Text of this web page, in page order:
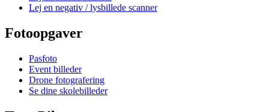
Lej en negativ / lysbillede scanner
Fotoopgaver
Pasfoto
Event billeder
Drone fotografering
Se dine skolebilleder